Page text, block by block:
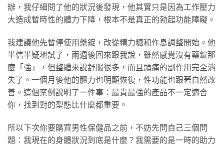
辦，我仔細問了他的狀況後發現，他其實只是因為工作壓力
大造成暫時性的體力下降，根本不是真正的勃起功能障礙。
我建議他先暫停使用藥錠，改從精力糖和作息調整開始。他
半信半疑地試了，兩週後回來跟我說，雖然感覺沒有藥錠那
麼「強」，但整體來說舒服很多，而且頭痛的副作用完全消
失了。一個月後他的體力也明顯恢復，性功能也跟著自然改
善。這個案例說明了一件事：最貴最強的產品不一定適合
你，找到對的型態比什麼都重要。
所以下次你要購買男性保健品之前，不妨先問自己三個問
題：我現在的身體狀況到底是什麼？我需要的是一時的助力